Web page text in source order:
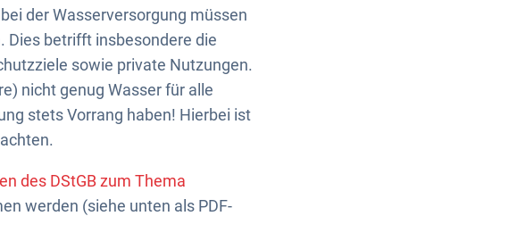
der Wasserversorgung müssen
Dies betrifft insbesondere die
sowie private Nutzungen.
nicht genug Wasser für alle
stets Vorrang haben! Hierbei ist
des DStGB zum Thema
werden (siehe unten als PDF-